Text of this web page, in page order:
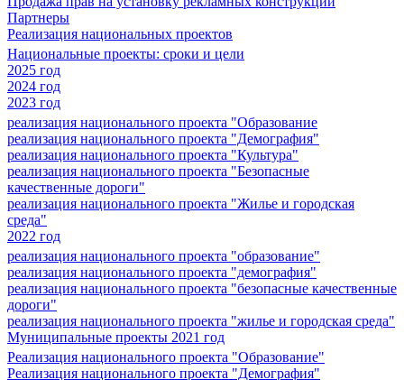
Партнеры
Реализация национальных проектов
Национальные проекты: сроки и цели
2025 год
2024 год
2023 год
реализация национального проекта "Образование
реализация национального проекта "Демография"
реализация национального проекта "Культура"
реализация национального проекта "Безопасные
качественные дороги"
реализация национального проекта "Жилье и городская
среда"
2022 год
реализация национального проекта "образование"
реализация национального проекта "демография"
реализация национального проекта "безопасные качественные
дороги"
реализация национального проекта "жилье и городская среда"
Муниципальные проекты 2021 год
Реализация национального проекта "Образование"
Реализация национального проекта "Демография"